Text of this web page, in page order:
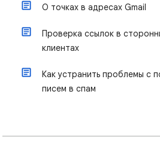
О точках в адресах Gmail
Проверка ссылок в
клиентах
Как устранить проблемы с
писем в спам